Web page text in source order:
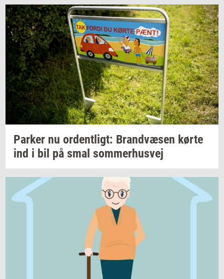
Par­ker nu or­dent­ligt: Brand­væ­sen kørte
ind i bil på smal som­mer­hus­vej